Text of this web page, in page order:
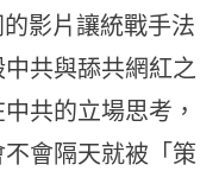
影片讓統戰手法
共與舔共網紅之
共的立場思考，
會隔天就被「策